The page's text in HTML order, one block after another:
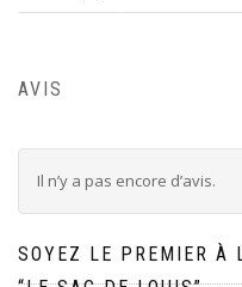
AVIS
Il n’y a pas encore d’avis.
SOYEZ LE PREMIER À